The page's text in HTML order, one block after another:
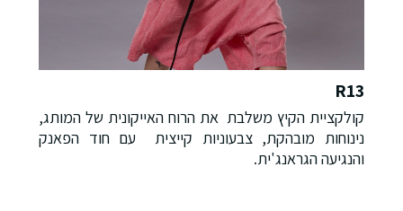
R13
קולקציית הקיץ משלבת את הרוח האייקונית של המותג,
נינוחות מובהקת, צבעוניות קייצית עם חוד הפאנק
והנגיעה הגראנג'ית.